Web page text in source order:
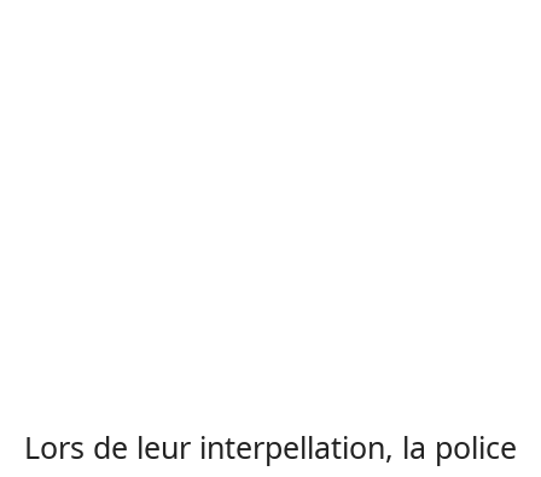
Lors de leur interpellation, la police